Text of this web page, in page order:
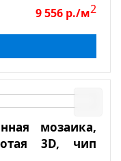
9 556 р./м2
мозаика,
3D, чип